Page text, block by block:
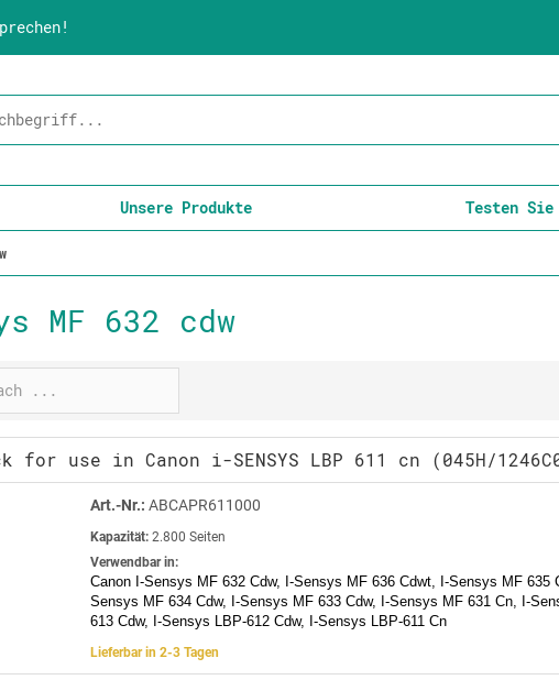
Unsere Produkte Testen Sie
MF 632 cdw
for use in Canon i-SENSYS LBP 611 cn (045H/
Art.-Nr.: ABCAPR611000
Kapazität: 2.800 Seiten
Verwendbar in:
Canon I-Sensys MF 632 Cdw, I-Sensys MF 636 Cdwt, I-Sensys MF 635
Sensys MF 634 Cdw, I-Sensys MF 633 Cdw, I-Sensys MF 631 Cn, I-
613 Cdw, I-Sensys LBP-612 Cdw, I-Sensys LBP-611 Cn
Lieferbar in 2-3 Tagen